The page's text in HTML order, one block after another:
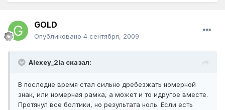
GOLD
Опубликовано 4 сентября, 2009
Alexey_2la сказал:
В последне время стал сильно дребезжать номерной
знак, или номерная рамка, а может и то идругое вместе.
Протянул все болтики, но результата ноль. Если есть